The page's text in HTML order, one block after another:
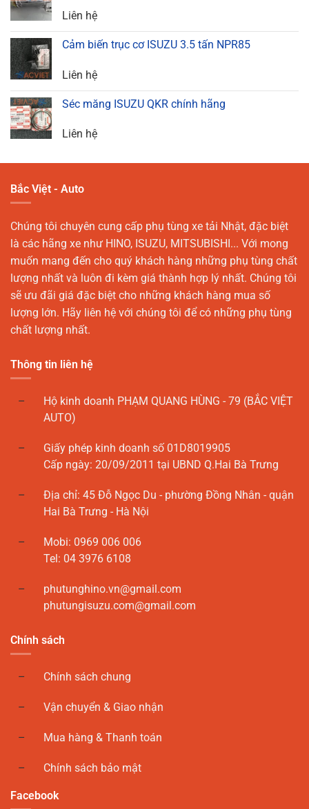
Liên hệ
Cảm biến trục cơ ISUZU 3.5 tấn NPR85
Liên hệ
Séc măng ISUZU QKR chính hãng
Liên hệ
Bắc Việt - Auto
Chúng tôi chuyên cung cấp phụ tùng xe tải Nhật, đặc biệt
là các hãng xe như HINO, ISUZU, MITSUBISHI... Với mong
muốn mang đến cho quý khách hàng những phụ tùng chất
lượng nhất và luôn đi kèm giá thành hợp lý nhất. Chúng tôi
sẽ ưu đãi giá đặc biệt cho những khách hàng mua số
lượng lớn. Hãy liên hệ với chúng tôi để có những phụ tùng
chất lượng nhất.
Thông tin liên hệ
Hộ kinh doanh PHẠM QUANG HÙNG - 79 (BẮC VIỆT
AUTO)
Giấy phép kinh doanh số 01D8019905
Cấp ngày: 20/09/2011 tại UBND Q.Hai Bà Trưng
Địa chỉ: 45 Đỗ Ngọc Du - phường Đồng Nhân - quận
Hai Bà Trưng - Hà Nội
Mobi: 0969 006 006
Tel: 04 3976 6108
phutunghino.vn@gmail.com
phutungisuzu.com@gmail.com
Chính sách
Chính sách chung
Vận chuyển & Giao nhận
Mua hàng & Thanh toán
Chính sách bảo mật
Facebook